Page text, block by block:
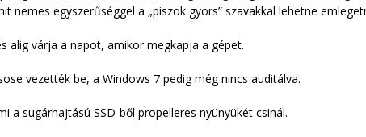
nemes egyszerűséggel a „piszok gyors” szavakkal lehetne
alig várja a napot, amikor megkapja a gépet.
vezették be, a Windows 7 pedig még nincs auditálva.
a sugárhajtású SSD-ből propelleres nyünyükét csinál.